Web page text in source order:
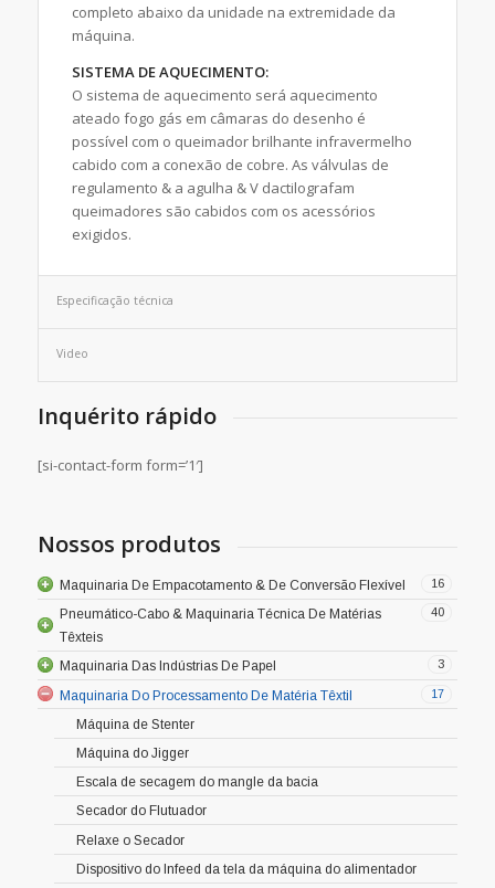
completo abaixo da unidade na extremidade da
máquina.
SISTEMA DE AQUECIMENTO:
O sistema de aquecimento será aquecimento
ateado fogo gás em câmaras do desenho é
possível com o queimador brilhante infravermelho
cabido com a conexão de cobre. As válvulas de
regulamento & a agulha & V dactilografam
queimadores são cabidos com os acessórios
exigidos.
Especificação técnica
Video
Inquérito rápido
[si-contact-form form=’1′]
Nossos produtos
16
Maquinaria De Empacotamento & De Conversão Flexível
40
Pneumático-Cabo & Maquinaria Técnica De Matérias
Têxteis
3
Maquinaria Das Indústrias De Papel
17
Maquinaria Do Processamento De Matéria Têxtil
Máquina de Stenter
Máquina do Jigger
Escala de secagem do mangle da bacia
Secador do Flutuador
Relaxe o Secador
Dispositivo do Infeed da tela da máquina do alimentador